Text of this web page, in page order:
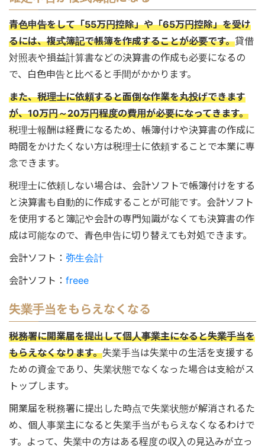
青色申告をして「55万円控除」や「65万円控除」を受け
るには、複式簿記で帳簿を作成することが必要です。貸借
対照表や損益計算書などの決算書の作成も必要になるの
で、白色申告と比べると手間がかかります。
また、税理士に依頼すると面倒な作業を丸投げできます
が、10万円～20万円程度の費用が必要になってきます。
税理士報酬は経費になるため、帳簿付けや決算書の作成に
時間をかけたくない方は税理士に依頼することで本業に専
念できます。
税理士に依頼しない場合は、会計ソフトで帳簿付けをする
と決算書も自動的に作成することが可能です。会計ソフト
を使用すると簿記や会計の専門知識がなくても決算書の作
成は可能なので、青色申告に切り替えても対処できます。
会計ソフト： 弥生会計
会計ソフト： freee
失業手当をもらえなくなる
税務署に開業届を提出して個人事業主になると失業手当を
もらえなくなります。失業手当は失業中の生活を支援する
ための資金であり、失業状態でなくなった場合は支給がス
トップします。
開業届を税務署に提出した時点で失業状態が解消されるた
め、個人事業主になると失業手当がもらえなくなるわけで
す。よって、失業中の方はある程度の収入の見込みが立っ